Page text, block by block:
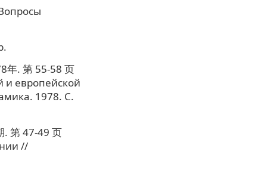
年. 第 55-58 页
и европейской
1978. C.
. 第 47-49 页
//